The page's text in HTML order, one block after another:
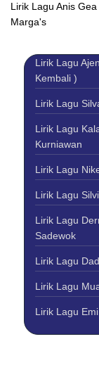
Lirik Lagu Anis
Marga's
Lirik Lagu
Kembali )
Lirik Lagu
Lirik Lagu
Kurniawan
Lirik Lagu
Lirik Lagu
Lirik Lagu
Sadewok
Lirik Lagu
Lirik Lagu
Lirik Lagu